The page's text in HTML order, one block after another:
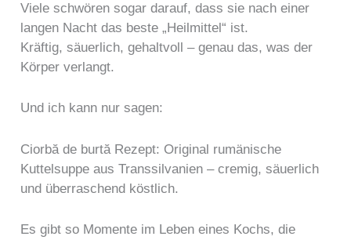
Viele schwören sogar darauf, dass sie nach einer
langen Nacht das beste „Heilmittel“ ist.
Kräftig, säuerlich, gehaltvoll – genau das, was der
Körper verlangt.
Und ich kann nur sagen:
Ciorbă de burtă Rezept: Original rumänische
Kuttelsuppe aus Transsilvanien – cremig, säuerlich
und überraschend köstlich.
Es gibt so Momente im Leben eines Kochs, die